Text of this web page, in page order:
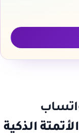
الذكية